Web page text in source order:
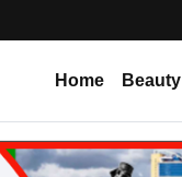
Home Beauty